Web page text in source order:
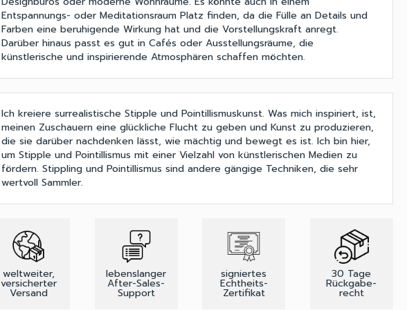
Entspannungs- oder Meditationsraum Platz finden, da die Fülle an Details und
Farben eine beruhigende Wirkung hat und die Vorstellungskraft anregt.
Darüber hinaus passt es gut in Cafés oder Ausstellungsräume, die
künstlerische und inspirierende Atmosphären schaffen möchten.
Ich kreiere surrealistische Stipple und Pointillismuskunst. Was mich inspiriert, ist,
meinen Zuschauern eine glückliche Flucht zu geben und Kunst zu produzieren,
die sie darüber nachdenken lässt, wie mächtig und bewegt es ist. Ich bin hier,
um Stipple und Pointillismus mit einer Vielzahl von künstlerischen Medien zu
fördern. Stippling und Pointillismus sind andere gängige Techniken, die sehr
wertvoll Sammler.
weltweiter,
versicherter
Versand
lebenslanger
After-Sales-
Support
signiertes
Echtheits-
Zertifikat
30 Tage
Rückgabe-
recht